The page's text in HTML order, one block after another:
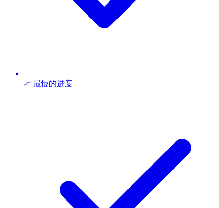
📈 最慢的进度